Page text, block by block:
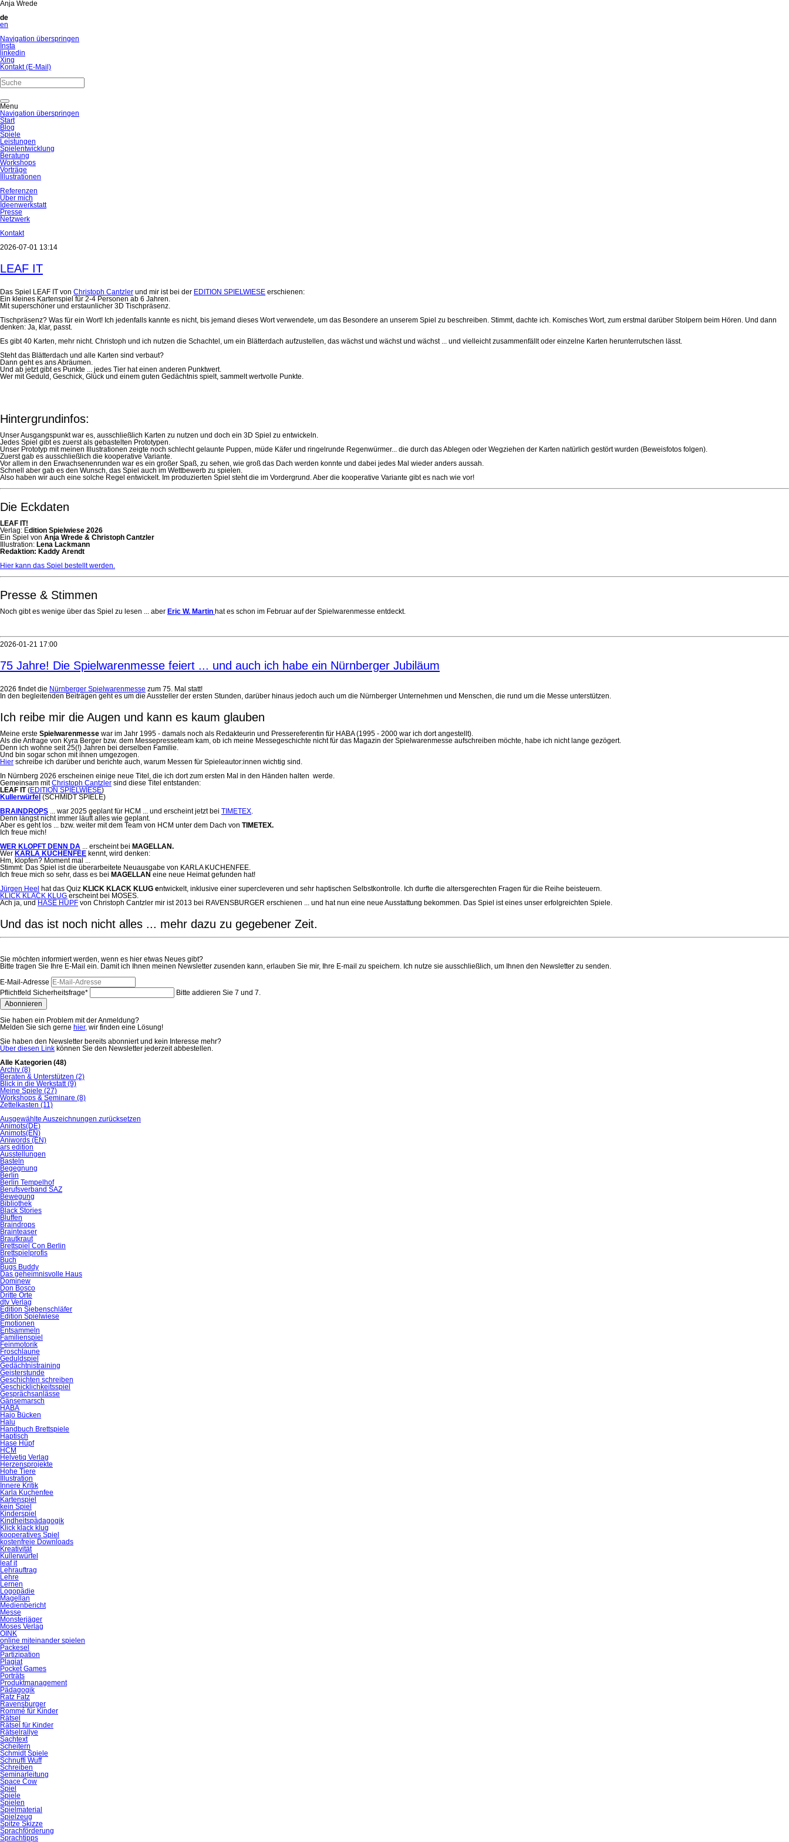
Anja Wrede
de
en
Navigation überspringen
Insta
linkedin
Xing
Kontakt (E-Mail)
Menu
Navigation überspringen
Start
Blog
Spiele
Leistungen
Spielentwicklung
Beratung
Workshops
Vorträge
Illustrationen
Referenzen
Über mich
Ideenwerkstatt
Presse
Netzwerk
Kontakt
2026-07-01 13:14
LEAF IT
Das Spiel LEAF IT von Christoph Cantzler und mir ist bei der EDITION SPIELWIESE erschienen:
Ein kleines Kartenspiel für 2-4 Personen ab 6 Jahren.
Mit superschöner und erstaunlicher 3D Tischpräsenz.
Tischpräsenz? Was für ein Wort! Ich jedenfalls kannte es nicht, bis jemand dieses Wort verwendete, um das Besondere an unserem Spiel zu beschreiben. Stimmt, dachte ich. Komisches Wort, zum erstmal darüber Stolpern beim Hören. Und dann
denken: Ja, klar, passt.
Es gibt 40 Karten, mehr nicht. Christoph und ich nutzen die Schachtel, um ein Blätterdach aufzustellen, das wächst und wächst und wächst ... und vielleicht zusammenfällt oder einzelne Karten herunterrutschen lässt.
Steht das Blätterdach und alle Karten sind verbaut?
Dann geht es ans Abräumen.
Und ab jetzt gibt es Punkte ... jedes Tier hat einen anderen Punktwert.
Wer mit Geduld, Geschick, Glück und einem guten Gedächtnis spielt, sammelt wertvolle Punkte.
Hintergrundinfos:
Unser Ausgangspunkt war es, ausschließlich Karten zu nutzen und doch ein 3D Spiel zu entwickeln.
Jedes Spiel gibt es zuerst als gebastelten Prototypen.
Unser Prototyp mit meinen Illustrationen zeigte noch schlecht gelaunte Puppen, müde Käfer und ringelrunde Regenwürmer... die durch das Ablegen oder Wegziehen der Karten natürlich gestört wurden (Beweisfotos folgen).
Zuerst gab es ausschließlich die kooperative Variante.
Vor allem in den Erwachsenenrunden war es ein großer Spaß, zu sehen, wie groß das Dach werden konnte und dabei jedes Mal wieder anders aussah.
Schnell aber gab es den Wunsch, das Spiel auch im Wettbewerb zu spielen.
Also haben wir auch eine solche Regel entwickelt. Im produzierten Spiel steht die im Vordergrund. Aber die kooperative Variante gibt es nach wie vor!
Die Eckdaten
LEAF IT!
Verlag: Edition Spielwiese 2026
Ein Spiel von Anja Wrede & Christoph Cantzler
Illustration: Lena Lackmann
Redaktion: Kaddy Arendt
Hier kann das Spiel bestellt werden.
Presse & Stimmen
Noch gibt es wenige über das Spiel zu lesen ... aber Eric W. Martin hat es schon im Februar auf der Spielwarenmesse entdeckt.
2026-01-21 17:00
75 Jahre! Die Spielwarenmesse feiert ... und auch ich habe ein Nürnberger Jubiläum
2026 findet die Nürnberger Spielwarenmesse zum 75. Mal statt!
In den begleitenden Beiträgen geht es um die Aussteller der ersten Stunden, darüber hinaus jedoch auch um die Nürnberger Unternehmen und Menschen, die rund um die Messe unterstützen.
Ich reibe mir die Augen und kann es kaum glauben
Meine erste Spielwarenmesse war im Jahr 1995 - damals noch als Redakteurin und Pressereferentin für HABA (1995 - 2000 war ich dort angestellt).
Als die Anfrage von Kyra Berger bzw. dem Messepresseteam kam, ob ich meine Messegeschichte nicht für das Magazin der Spielwarenmesse aufschreiben möchte, habe ich nicht lange gezögert.
Denn ich wohne seit 25(!) Jahren bei derselben Familie.
Und bin sogar schon mit ihnen umgezogen.
Hier schreibe ich darüber und berichte auch, warum Messen für Spieleautor:innen wichtig sind.
In Nürnberg 2026 erscheinen einige neue Titel, die ich dort zum ersten Mal in den Händen halten werde.
Gemeinsam mitChristoph Cantzler sind diese Titel entstanden:
LEAF IT(EDITION SPIELWIESE)
Kullerwürfel (SCHMIDT SPIELE)
BRAINDROPS ... war 2025 geplant für HCM ... und erscheint jetzt bei TIMETEX.
Denn längst nicht immer läuft alles wie geplant.
Aber es geht los ... bzw. weiter mit dem Team von HCM unter dem Dach von TIMETEX.
Ich freue mich!
WER KLOPFT DENN DA ... erscheint bei MAGELLAN.
Wer KARLA KUCHENFEE kennt, wird denken:
Hm, klopfen? Moment mal ...
Stimmt: Das Spiel ist die überarbeitete Neuausgabe von KARLA KUCHENFEE.
Ich freue mich so sehr, dass es bei MAGELLAN eine neue Heimat gefunden hat!
Jürgen Heel hat das Quiz KLICK KLACK KLUG entwickelt, inklusive einer supercleveren und sehr haptischen Selbstkontrolle. Ich durfte die altersgerechten Fragen für die Reihe beisteuern.
KLICK KLACK KLUG erscheint bei MOSES.
Ach ja, und HASE HÜPF von Christoph Cantzler mir ist 2013 bei RAVENSBURGER erschienen ... und hat nun eine neue Ausstattung bekommen. Das Spiel ist eines unser erfolgreichten Spiele.
Und das ist noch nicht alles ... mehr dazu zu gegebener Zeit.
Sie möchten informiert werden, wenn es hier etwas Neues gibt?
Bitte tragen Sie Ihre E-Mail ein. Damit ich Ihnen meinen Newsletter zusenden kann, erlauben Sie mir, Ihre E-mail zu speichern. Ich nutze sie ausschließlich, um Ihnen den Newsletter zu senden.
E-Mail-Adresse
Pflichtfeld Sicherheitsfrage*
Bitte addieren Sie 7 und 7.
Abonnieren
Sie haben ein Problem mit der Anmeldung?
Melden Sie sich gerne hier, wir finden eine Lösung!
Sie haben den Newsletter bereits abonniert und kein Interesse mehr?
Über diesen Link können Sie den Newsletter jederzeit abbestellen.
Alle Kategorien (48)
Archiv (8)
Beraten & Unterstützen (2)
Blick in die Werkstatt (9)
Meine Spiele (27)
Workshops & Seminare (8)
Zettelkasten (11)
Ausgewählte Auszeichnungen zurücksetzen
Animots(DE)
Animots(EN)
Aniwords (EN)
ars edition
Ausstellungen
Basteln
Begegnung
Berlin
Berlin Tempelhof
Berufsverband SAZ
Bewegung
Bibliothek
Black Stories
Bluffen
Braindrops
Brainteaser
Brautkraut
Brettspiel Con Berlin
Brettspielprofis
Buch
Bugs Buddy
Das geheimnisvolle Haus
Dominew
Don Bosco
Dritte Orte
dtv Verlag
Edition Siebenschläfer
Edition Spielwiese
Emotionen
Entsammeln
Familienspiel
Feinmotorik
Froschlaune
Geduldspiel
Gedächtnistraining
Geisterstunde
Geschichten schreiben
Geschicklichkeitsspiel
Gesprächsanlässe
Gänsemarsch
HABA
Hajo Bücken
Halu
Handbuch Brettspiele
Haptisch
Hase Hüpf
HCM
Helvetiq Verlag
Herzensprojekte
Hohe Tiere
Illustration
Innere Kritik
Karla Kuchenfee
Kartenspiel
kein Spiel
Kinderspiel
Kindheitspädagogik
Klick klack klug
kooperatives Spiel
kostenfreie Downloads
Kreativität
Kullerwürfel
leaf it
Lehrauftrag
Lehre
Lernen
Logopädie
Magellan
Medienbericht
Messe
Monsterjäger
Moses Verlag
OINK
online miteinander spielen
Packesel
Partizipation
Plagiat
Pocket Games
Porträts
Produktmanagement
Pädagogik
Ratz Fatz
Ravensburger
Rommé für Kinder
Rätsel
Rätsel für Kinder
Rätselrallye
Sachtext
Scheitern
Schmidt Spiele
Schnuffi Wuff
Schreiben
Seminarleitung
Space Cow
Spiel
Spiele
Spielen
Spielmaterial
Spielzeug
Spitze Skizze
Sprachförderung
Sprachtipps